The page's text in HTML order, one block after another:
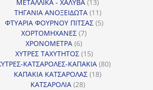
ΜΕΤΑΛΛΙΚΑ - ΧΑΛΥΒΑ 13
προϊόντα
ΤΗΓΑΝΙΑ ΑΝΟΞΕΙΔΩΤΑ 1111
προϊόντα
ΦΤΥΑΡΙΑ ΦΟΥΡΝΟΥ ΠΙΤΣΑΣ 55
ΧΟΡΤΟΜΗΧΑΝΕΣ 77
ΧΡΟΝΟΜΕΤΡΑ 66
προϊόντα
ΧΥΤΡΕΣ ΤΑΧΥΤΗΤΟΣ 1515
προϊόντα
ΚΑΤΣΑΡΟΛΕΣ-ΚΑΠΑΚΙΑ 8080
ΚΑΠΑΚΙΑ ΚΑΤΣΑΡΟΛΑΣ 1818
ΚΑΤΣΑΡΟΛΙΑ 2828